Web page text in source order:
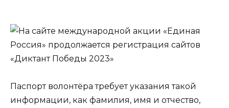
Паспорт волонтёра требует указания такой
информации, как фамилия, имя и отчество,